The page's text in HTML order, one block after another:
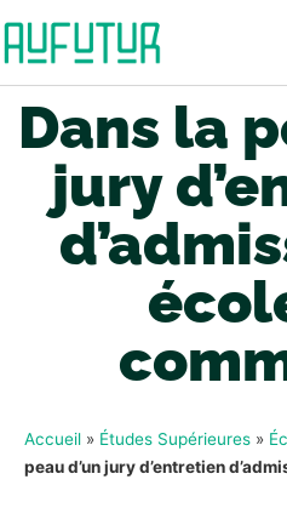
Dans la
jury
Accueil » Études Supérieures »
peau d’un jury d’entretien